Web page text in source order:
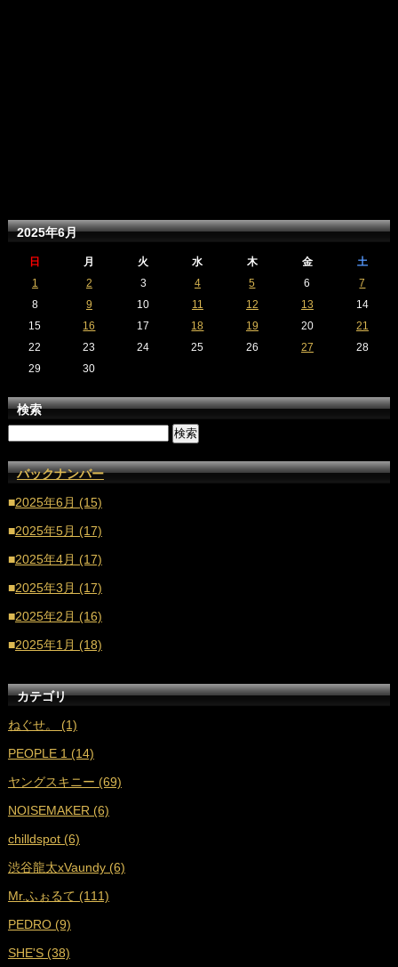
2025年6月
日 月 火 水 木 金
土
1
2 3 4 5 6
7
8
9 10 11 12 13
14
15
16 17 18 19 20
21
22
23 24 25 26 27
28
29
30
検索
バックナンバー
■2025年6月 (15)
■2025年5月 (17)
■2025年4月 (17)
■2025年3月 (17)
■2025年2月 (16)
■2025年1月 (18)
2024年11月 (17)
■2024年10月 (18)
■2024年9月 (19)
■2024年8月 (17)
■2024年7月 (18)
■2024年6月 (17)
■2024年5月 (18)
■2024年4月 (16)
■2024年3月 (17)
■2024年2月 (17)
カテゴリ
ねぐせ。 (1)
PEOPLE 1 (14)
ヤングスキニー (69)
NOISEMAKER (6)
chilldspot (6)
渋谷龍太xVaundy (6)
Mr.ふぉるて (111)
PEDRO (9)
SHE'S (38)